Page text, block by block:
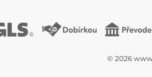
© 2026